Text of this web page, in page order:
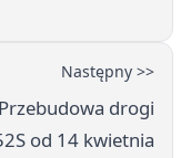
Następny >>
drogi
od 14 kwietnia